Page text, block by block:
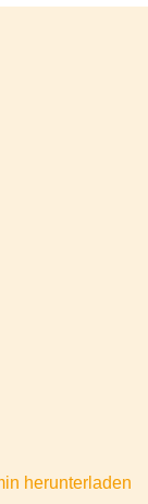
herunterladen